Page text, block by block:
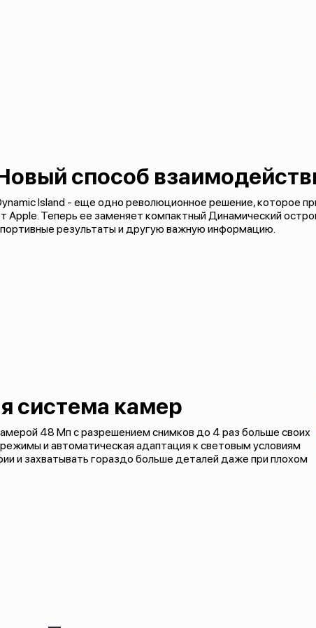
способ
Island - еще одно революционное решение, которое
Apple. Теперь ее заменяет компактный Динамический
результаты и другую важную информацию.
система камер
48 Мп с разрешением снимков до 4 раз больше своих
и автоматическая адаптация к световым условиям
и захватывать гораздо больше деталей даже при плохом